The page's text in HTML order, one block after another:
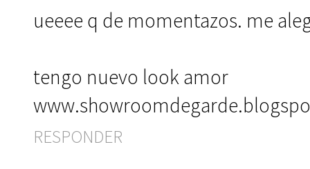
ueeee q de momentazos. me
tengo nuevo look amor
RESPONDER